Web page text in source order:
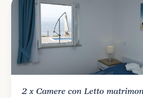
2 x Camere con Letto